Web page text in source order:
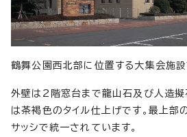
鶴舞公園西北部に位置する大集会施設
外壁は2階窓台まで龍山石及び人造擬
は茶褐色のタイル仕上げです。最上部
サッシで統一されています。